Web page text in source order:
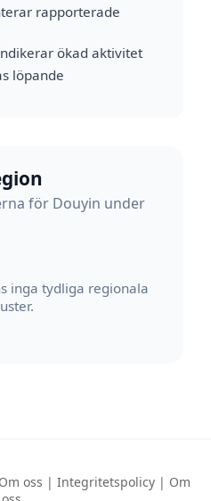
rapporterade
ökad aktivitet
löpande
för Douyin under
inga tydliga regionala
Om oss | Integritetspolicy | Om